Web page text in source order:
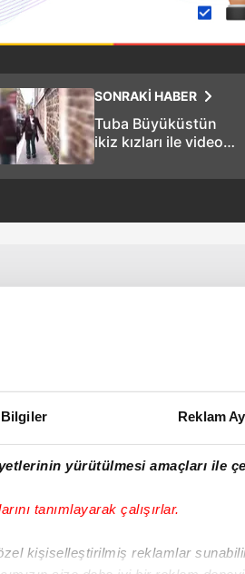
Bilgiler Reklam
yürütülmesi amaçları ile
tanımlayarak çalışırlar.
kişiselleştirilmiş reklamlar
SONRAKİ HABER
Tuba Büyüküstün
ikiz kızları ile video
görenleri şaşırttı!